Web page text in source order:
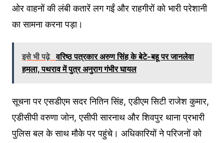
ओर वाहनों की लंबी कतारें लग गईं और राहगीरों को भारी परेशानी
का सामना करना पड़ा।
इसे भी पढ़े वरिष्ठ पत्रकार अरुण सिंह के बेटे-बहू पर जानलेवा
हमला, पथराव में पुत्र अनुराग गंभीर घायल
सूचना पर एसडीएम सदर नितिन सिंह, एडीएम सिटी राजेश कुमार,
एडीसीपी वरुणा जोन, एसीपी सारनाथ और शिवपुर थाना प्रभारी
पुलिस बल के साथ मौके पर पहुंचे। अधिकारियों ने परिजनों को